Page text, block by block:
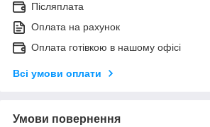
Післяплата
Оплата на рахунок
Оплата готівкою в нашому офісі
Всі умови оплати
Умови повернення